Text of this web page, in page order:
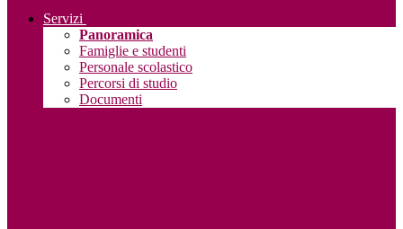
Servizi
Panoramica
Famiglie e studenti
Personale scolastico
Percorsi di studio
Documenti